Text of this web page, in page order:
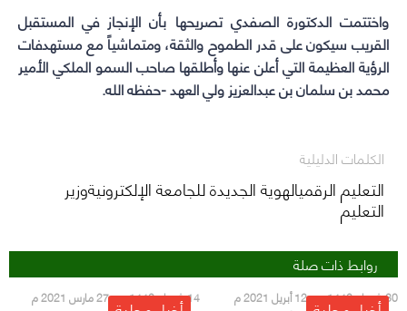
واختتمت الدكتورة الصفدي تصريحها بأن الإنجاز في المستقبل
القريب سيكون على قدر الطموح والثقة، ومتماشياً مع مستهدفات
الرؤية العظيمة التي أعلن عنها وأطلقها صاحب السمو الملكي الأمير
محمد بن سلمان بن عبدالعزيز ولي العهد -حفظه الله.
الكلمات الدليلية
التعليم الرقميالهوية الجديدة للجامعة الإلكترونيةوزير
التعليم
روابط ذات صلة
30 شعبان 1442 هـ - 12 أبريل 2021 م 14 شعبان 1442 هـ - 27 مارس 2021 م